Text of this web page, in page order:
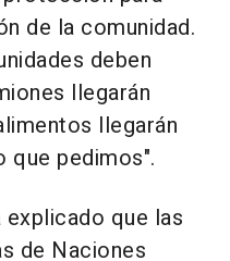
de la comunidad.
deben
llegarán
llegarán
que pedimos".
explicado que las
de Naciones